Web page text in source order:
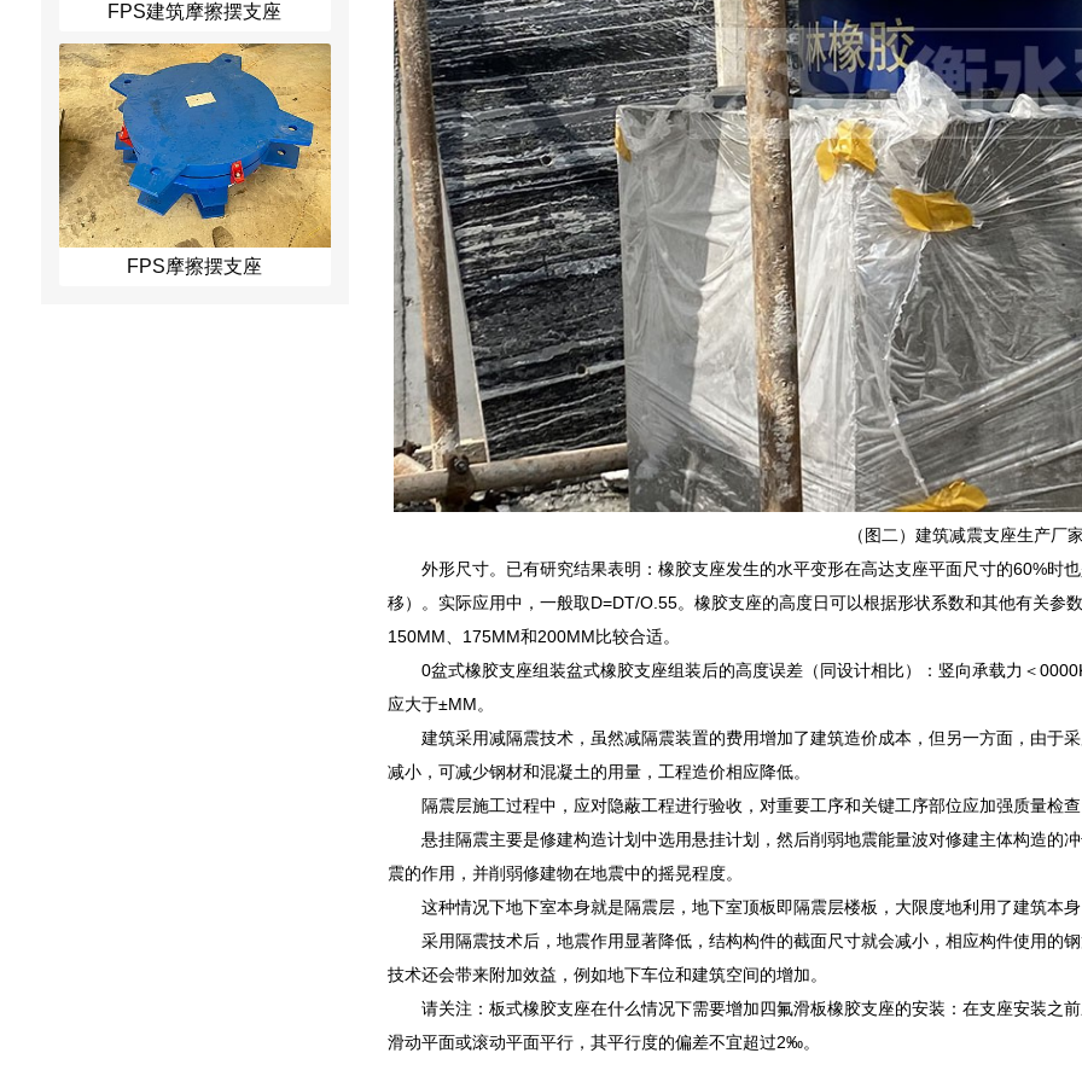
FPS建筑摩擦摆支座
FPS摩擦摆支座
（图二）建筑减震支座生产厂
外形尺寸。已有研究结果表明：橡胶支座发生的水平变形在高达支座平面尺寸的60%时
移）。实际应用中，一般取D=DT/O.55。橡胶支座的高度日可以根据形状系数和其他有关
150MM、175MM和200MM比较合适。
0盆式橡胶支座组装盆式橡胶支座组装后的高度误差（同设计相比）：竖向承载力＜
应大于±MM。
建筑采用减隔震技术，虽然减隔震装置的费用增加了建筑造价成本，但另一方面，由于
减小，可减少钢材和混凝土的用量，工程造价相应降低。
隔震层施工过程中，应对隐蔽工程进行验收，对重要工序和关键工序部位应加强质量检
悬挂隔震主要是修建构造计划中选用悬挂计划，然后削弱地震能量波对修建主体构造的
震的作用，并削弱修建物在地震中的摇晃程度。
这种情况下地下室本身就是隔震层，地下室顶板即隔震层楼板，大限度地利用了建筑本
采用隔震技术后，地震作用显著降低，结构构件的截面尺寸就会减小，相应构件使用的
技术还会带来附加效益，例如地下车位和建筑空间的增加。
请关注：板式橡胶支座在什么情况下需要增加四氟滑板橡胶支座的安装：在支座安装之
滑动平面或滚动平面平行，其平行度的偏差不宜超过2‰。